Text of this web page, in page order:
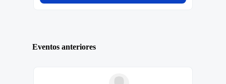
Eventos anteriores